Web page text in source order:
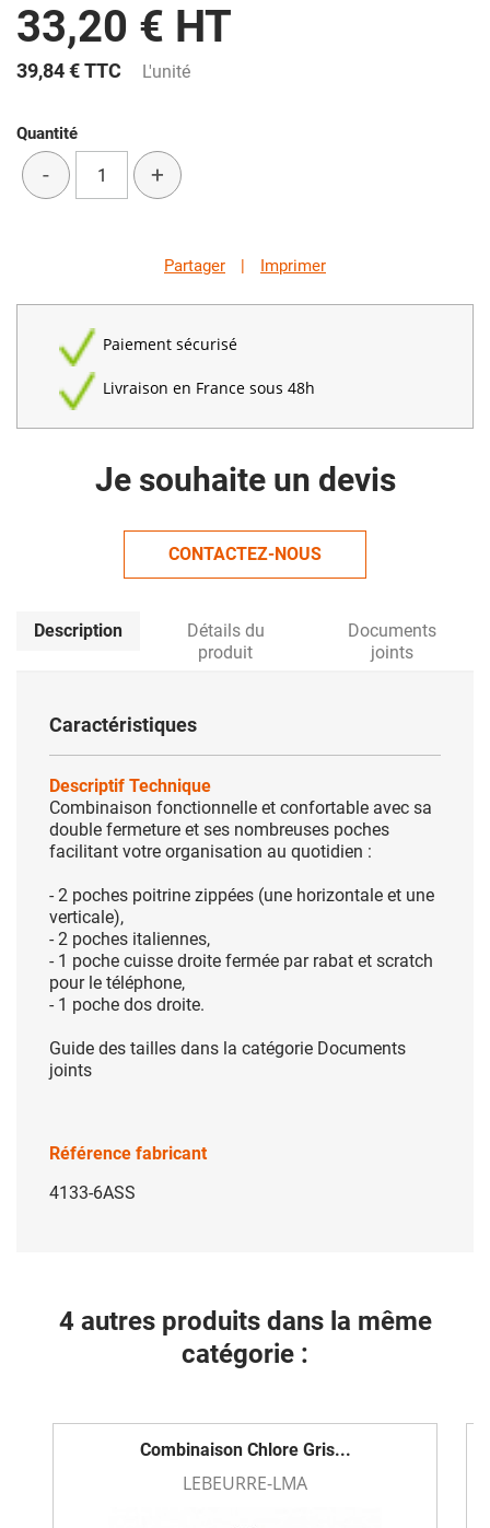
33,20 € HT
39,84 €TTC L'unité
Quantité
- +
Partager | Imprimer
Paiement sécurisé
Livraison en France sous 48h
Je souhaite un devis
CONTACTEZ-NOUS
Description
Détails du
produit
Documents
joints
Caractéristiques
Descriptif Technique
Combinaison fonctionnelle et confortable avec sa
double fermeture et ses nombreuses poches
facilitant votre organisation au quotidien :
- 2 poches poitrine zippées (une horizontale et une
verticale),
- 2 poches italiennes,
- 1 poche cuisse droite fermée par rabat et scratch
pour le téléphone,
- 1 poche dos droite.
Guide des tailles dans la catégorie Documents
joints
Référence fabricant
4133-6ASS
4 autres produits dans la même
catégorie :
Combinaison Chlore Gris...
LEBEURRE-LMA